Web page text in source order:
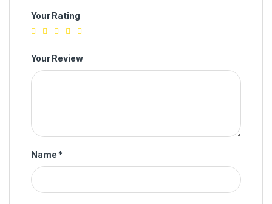
Your Rating
Your Review
Name *